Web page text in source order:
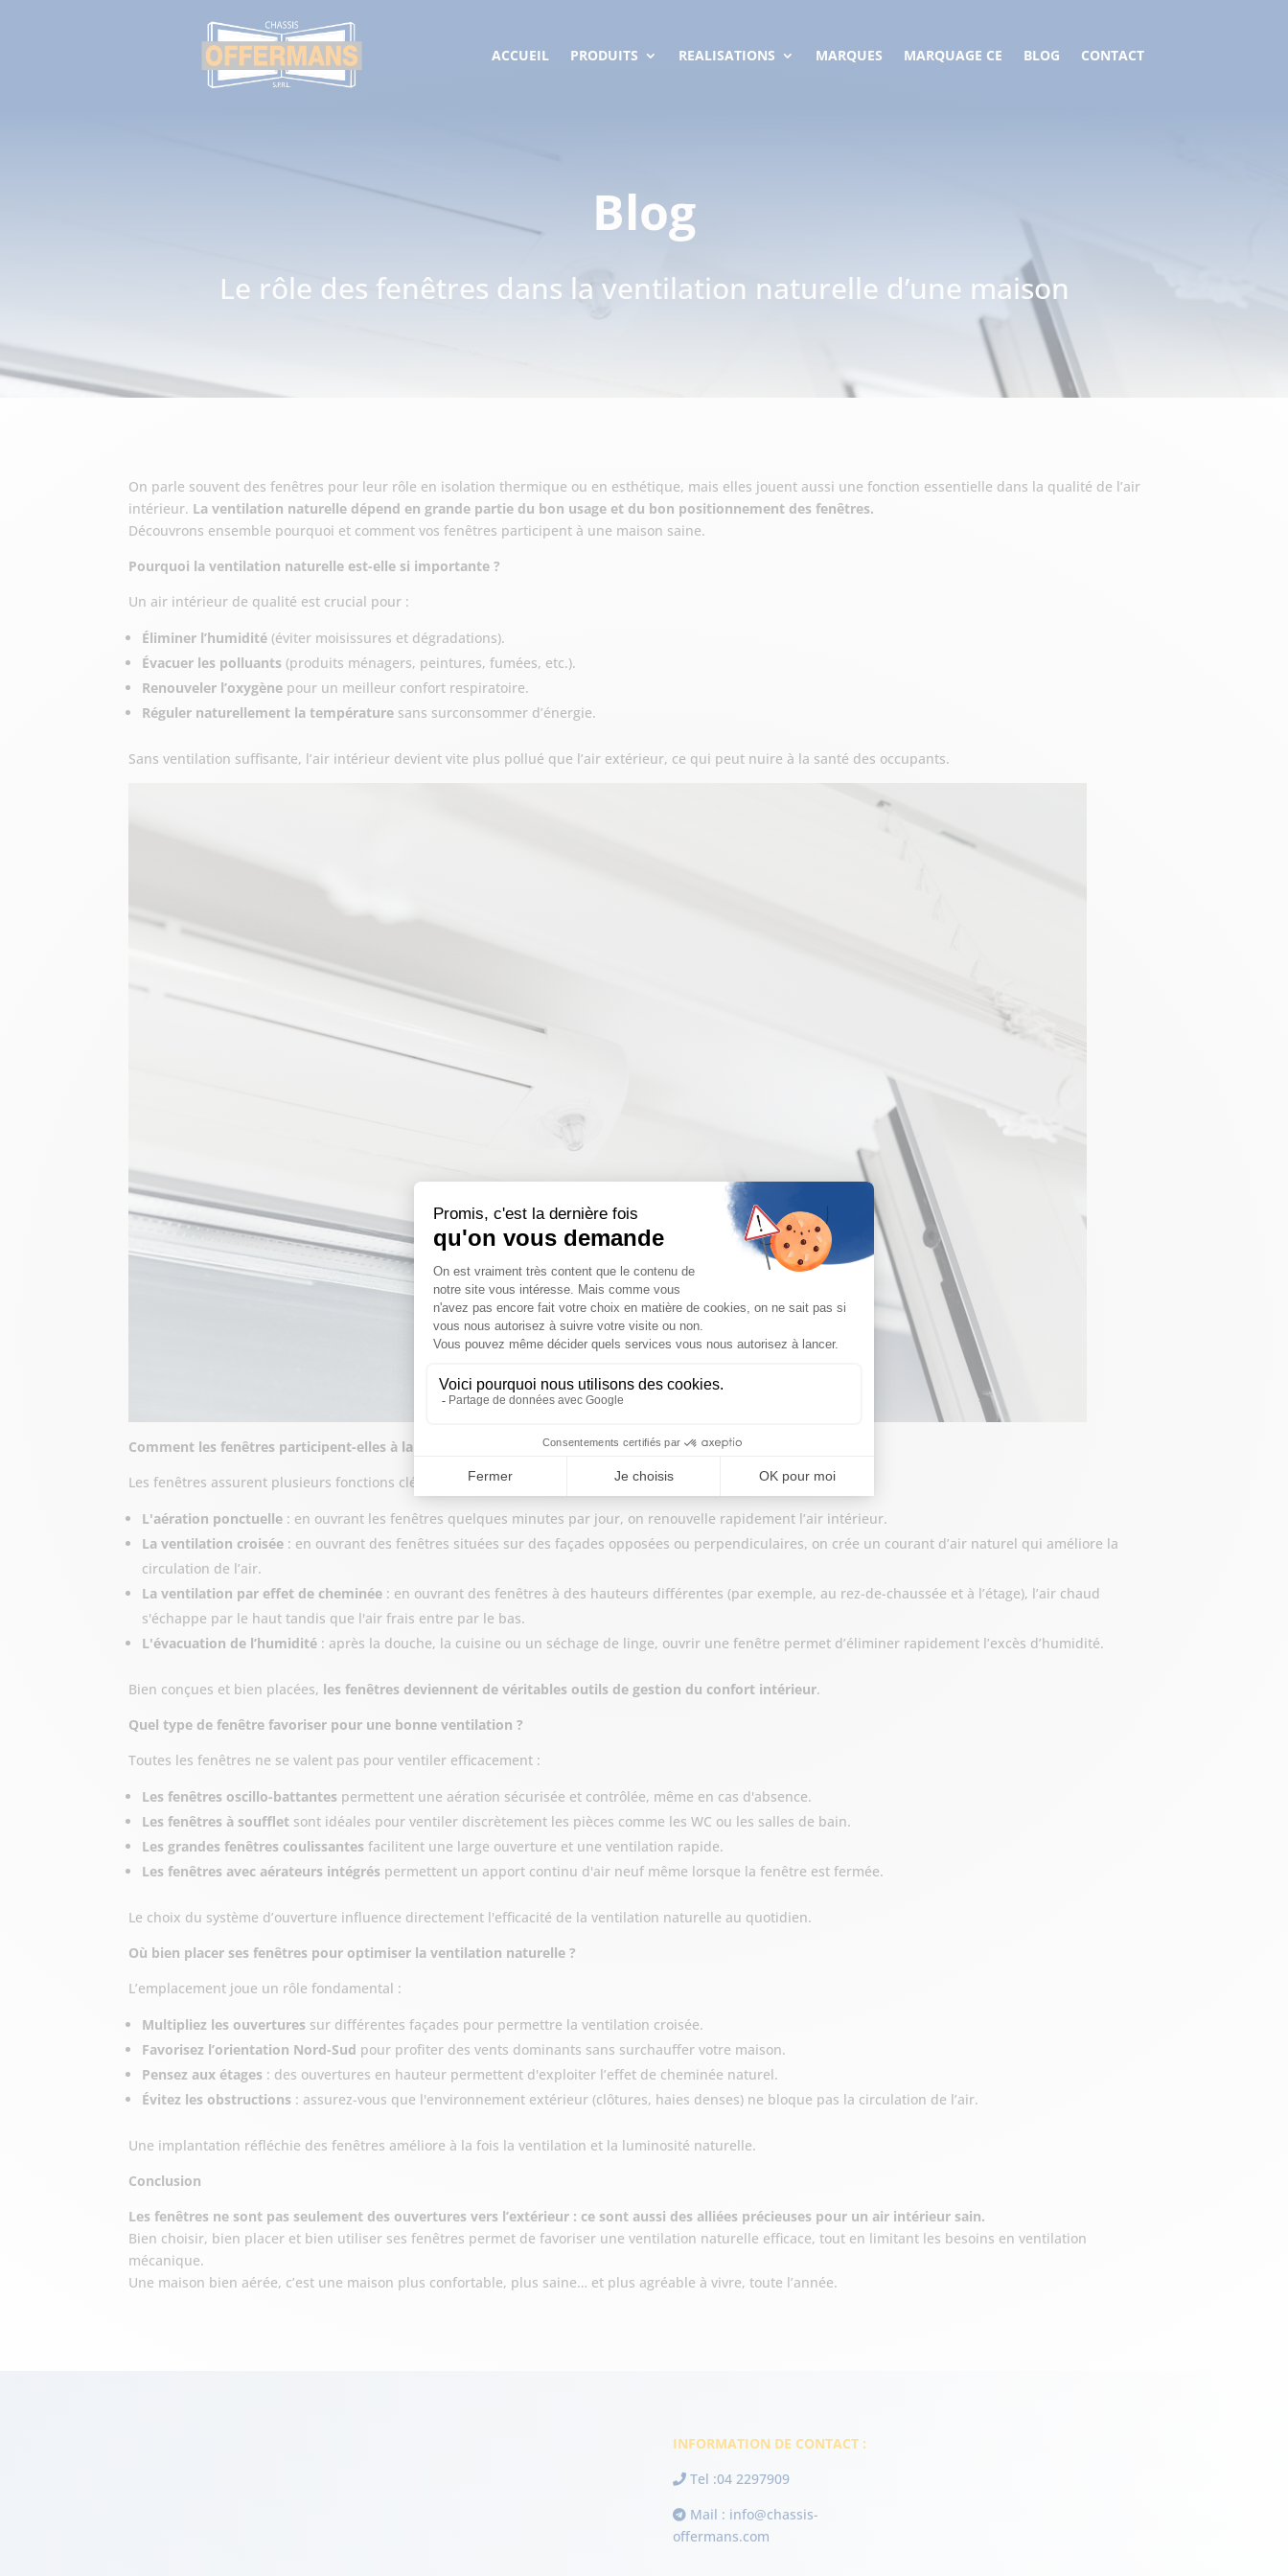
ACCUEIL PRODUITS REALISATIONS MARQUES MARQUAGE CE BLOG CONTACT
Blog
Le rôle des fenêtres dans la ventilation naturelle d’une maison
On parle souvent des fenêtres pour leur rôle en isolation thermique ou en esthétique, mais elles jouent aussi une fonction essentielle dans la qualité de l’air
intérieur. La ventilation naturelle dépend en grande partie du bon usage et du bon positionnement des fenêtres.
Découvrons ensemble pourquoi et comment vos fenêtres participent à une maison saine.
Pourquoi la ventilation naturelle est-elle si importante ?
Un air intérieur de qualité est crucial pour :
Éliminer l’humidité (éviter moisissures et dégradations).
Évacuer les polluants (produits ménagers, peintures, fumées, etc.).
Renouveler l’oxygène pour un meilleur confort respiratoire.
Réguler naturellement la température sans surconsommer d’énergie.
Sans ventilation suffisante, l’air intérieur devient vite plus pollué que l’air extérieur, ce qui peut nuire à la santé des occupants.
Comment les fenêtres participent-elles à la ventilation naturelle ?
Les fenêtres assurent plusieurs fonctions clés :
L'aération ponctuelle : en ouvrant les fenêtres quelques minutes par jour, on renouvelle rapidement l’air intérieur.
La ventilation croisée : en ouvrant des fenêtres situées sur des façades opposées ou perpendiculaires, on crée un courant d’air naturel qui améliore la
circulation de l’air.
La ventilation par effet de cheminée : en ouvrant des fenêtres à des hauteurs différentes (par exemple, au rez-de-chaussée et à l’étage), l’air chaud
s'échappe par le haut tandis que l'air frais entre par le bas.
L'évacuation de l’humidité : après la douche, la cuisine ou un séchage de linge, ouvrir une fenêtre permet d’éliminer rapidement l’excès d’humidité.
Bien conçues et bien placées, les fenêtres deviennent de véritables outils de gestion du confort intérieur.
Quel type de fenêtre favoriser pour une bonne ventilation ?
Toutes les fenêtres ne se valent pas pour ventiler efficacement :
Les fenêtres oscillo-battantes permettent une aération sécurisée et contrôlée, même en cas d'absence.
Les fenêtres à soufflet sont idéales pour ventiler discrètement les pièces comme les WC ou les salles de bain.
Les grandes fenêtres coulissantes facilitent une large ouverture et une ventilation rapide.
Les fenêtres avec aérateurs intégrés permettent un apport continu d'air neuf même lorsque la fenêtre est fermée.
Le choix du système d’ouverture influence directement l'efficacité de la ventilation naturelle au quotidien.
Où bien placer ses fenêtres pour optimiser la ventilation naturelle ?
L’emplacement joue un rôle fondamental :
Multipliez les ouvertures sur différentes façades pour permettre la ventilation croisée.
Favorisez l’orientation Nord-Sud pour profiter des vents dominants sans surchauffer votre maison.
Pensez aux étages : des ouvertures en hauteur permettent d'exploiter l’effet de cheminée naturel.
Évitez les obstructions : assurez-vous que l'environnement extérieur (clôtures, haies denses) ne bloque pas la circulation de l’air.
Une implantation réfléchie des fenêtres améliore à la fois la ventilation et la luminosité naturelle.
Conclusion
Les fenêtres ne sont pas seulement des ouvertures vers l’extérieur : ce sont aussi des alliées précieuses pour un air intérieur sain.
Bien choisir, bien placer et bien utiliser ses fenêtres permet de favoriser une ventilation naturelle efficace, tout en limitant les besoins en ventilation
mécanique.
Une maison bien aérée, c’est une maison plus confortable, plus saine… et plus agréable à vivre, toute l’année.
INFORMATION DE CONTACT :
Tel :04 2297909
Mail : info@chassis-
offermans.com